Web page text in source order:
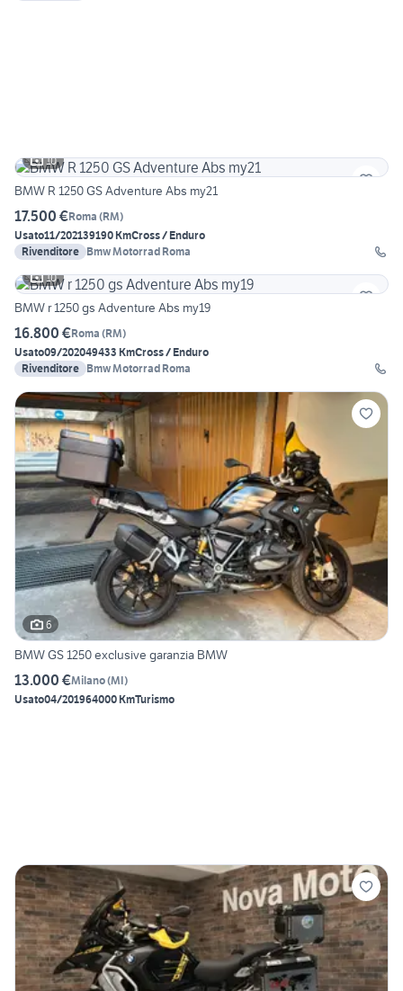
10
BMW R 1250 GS Adventure Abs my21
17.500 €Roma (RM)
Usato11/202139190 KmCross / Enduro
Rivenditore Bmw Motorrad Roma
10
BMW r 1250 gs Adventure Abs my19
16.800 €Roma (RM)
Usato09/202049433 KmCross / Enduro
Rivenditore Bmw Motorrad Roma
6
BMW GS 1250 exclusive garanzia BMW
13.000 €Milano(MI)
Usato04/201964000 KmTurismo